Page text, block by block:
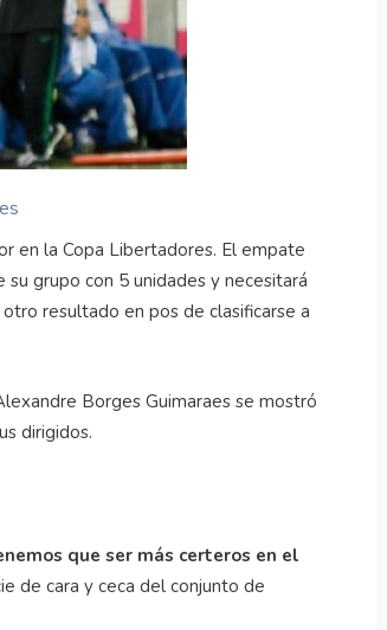
en la Copa Libertadores. El empate
grupo con 5 unidades y necesitará
resultado en pos de clasificarse a
Borges Guimaraes se mostró
dirigidos.
que ser más certeros en el
de cara y ceca del conjunto de